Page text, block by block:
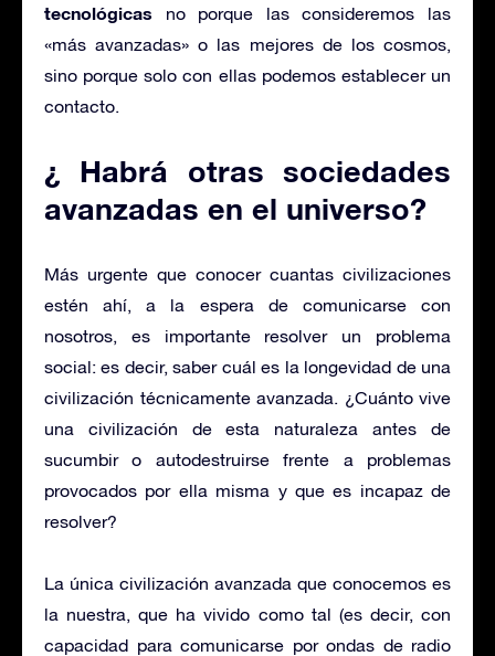
tecnológicas no porque las consideremos las
«más avanzadas» o las mejores de los cosmos,
sino porque solo con ellas podemos establecer un
contacto.
¿ Habrá otras sociedades
avanzadas en el universo?
Más urgente que conocer cuantas civilizaciones
estén ahí, a la espera de comunicarse con
nosotros, es importante resolver un problema
social: es decir, saber cuál es la longevidad de una
civilización técnicamente avanzada. ¿Cuánto vive
una civilización de esta naturaleza antes de
sucumbir o autodestruirse frente a problemas
provocados por ella misma y que es incapaz de
resolver?
La única civilización avanzada que conocemos es
la nuestra, que ha vivido como tal (es decir, con
capacidad para comunicarse por ondas de radio